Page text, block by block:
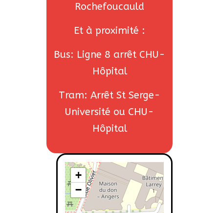
Rochefoucauld
Et à proximité :
Bus: Ligne 8 arrêt CHU-
Hôpital
Tram: Arrêt St Serge-
Université ou CHU-
Hôpital
+
−